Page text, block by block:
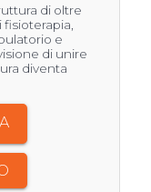
di oltre
fisioterapia,
e
di unire
diventa